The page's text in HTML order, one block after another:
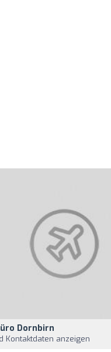
Dornbirn
Kontaktdaten anzeigen